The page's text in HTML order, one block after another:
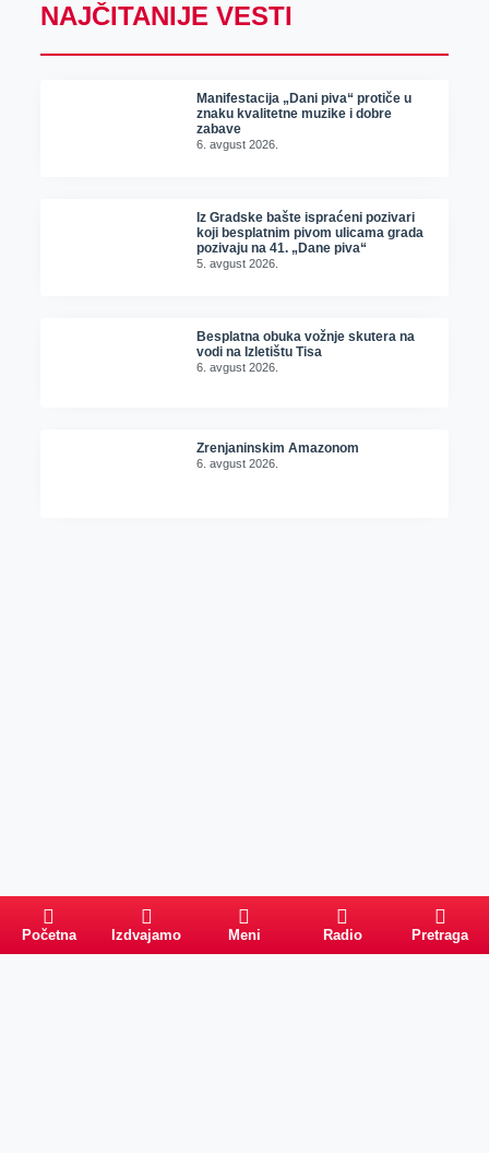
NAJČITANIJE VESTI
Manifestacija „Dani piva“ protiče u
znaku kvalitetne muzike i dobre
zabave
6. avgust 2026.
Iz Gradske bašte ispraćeni pozivari
koji besplatnim pivom ulicama grada
pozivaju na 41. „Dane piva“
5. avgust 2026.
Besplatna obuka vožnje skutera na
vodi na Izletištu Tisa
6. avgust 2026.
Zrenjaninskim Amazonom
6. avgust 2026.
Početna Izdvajamo Meni Radio Pretraga